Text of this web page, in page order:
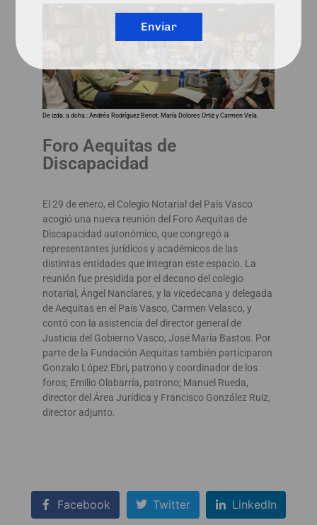
De izda. a dcha.: Andrés Rodríguez Benot, María Dolores Ortiz y Carmen Vela.
Foro Aequitas de
Discapacidad
El 29 de enero, el Colegio Notarial del País Vasco
acogió una nueva reunión del Foro Aequitas de
Discapacidad autonómico, que congregó a
representantes jurídicos y académicos de las
distintas entidades que integran este espacio. La
reunión fue presidida por el decano del colegio
notarial, Ángel Nanclares, y la vicedecana y delegada
de Aequitas en el País Vasco, Carmen Velasco, y
contó con la asistencia del director general de
Justicia del Gobierno Vasco, José María Bastos. Por
parte de la Fundación Aequitas también participaron
Gonzalo López Ebri, patrono y coordinador de los
foros; Emilio Olabarría, patrono; Manuel Rueda,
director del Área Jurídica y Francisco González Ruiz,
director adjunto.
Facebook Twitter LinkedIn
Enviar